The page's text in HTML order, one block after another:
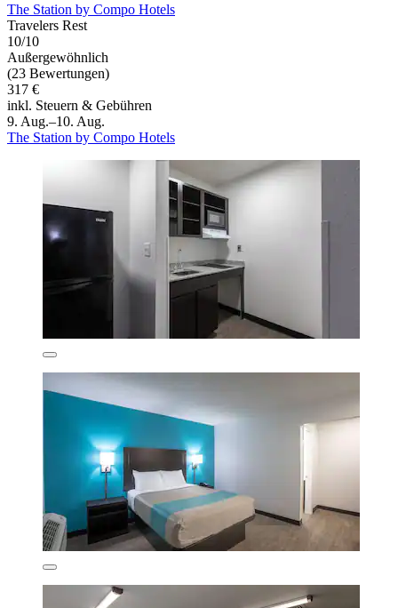
The Station by Compo Hotels
Travelers Rest
10/10
Außergewöhnlich
(23 Bewertungen)
317 €
inkl. Steuern & Gebühren
9. Aug.–10. Aug.
The Station by Compo Hotels